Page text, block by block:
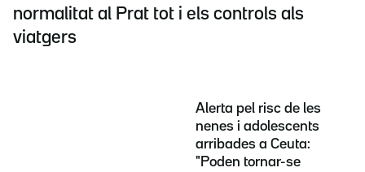
normalitat al Prat tot i els controls als
viatgers
Alerta pel risc de les
nenes i adolescents
arribades a Ceuta:
"Poden tornar-se